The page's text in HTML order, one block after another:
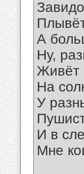
А
Ну,
Живёт
На
У
И в
Мне